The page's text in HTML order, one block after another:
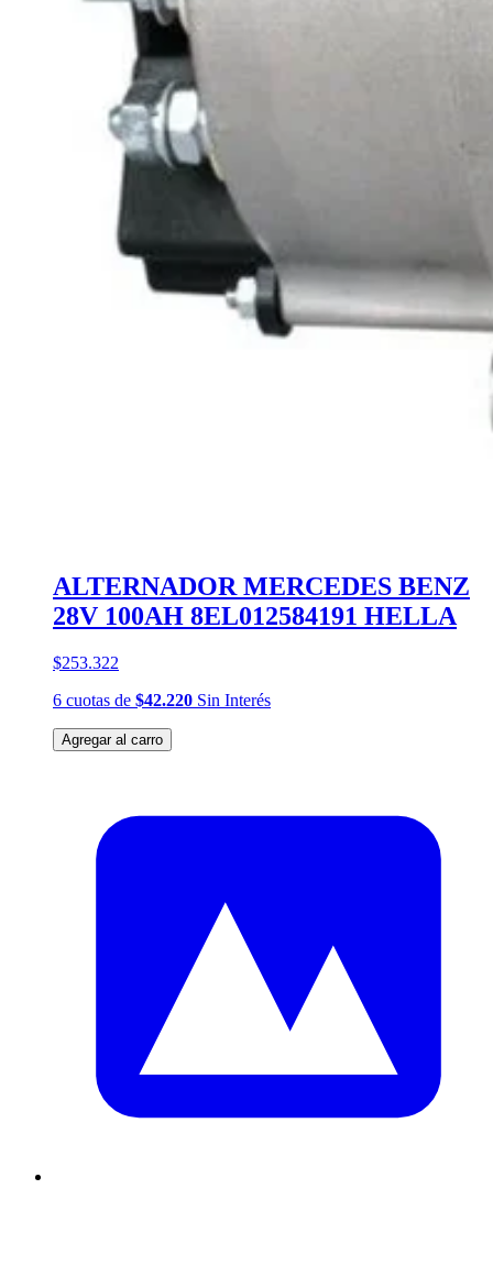
ALTERNADOR MERCEDES BENZ
28V 100AH 8EL012584191 HELLA
$253.322
6 cuotas de $42.220 Sin Interés
Agregar al carro